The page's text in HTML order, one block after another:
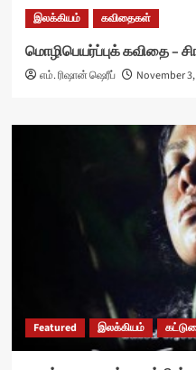
இலக்கியம் கவிதைகள்
மொழிபெயர்ப்புக் கவிதை –
எம். ரிஷான் ஷெரீப் November
Featured இலக்கியம்